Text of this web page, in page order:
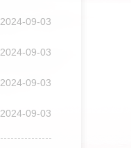
2024-09-03
2024-09-03
2024-09-03
2024-09-03